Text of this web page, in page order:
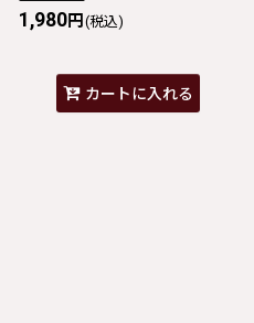
1,980円 (税込)
カートに入れる